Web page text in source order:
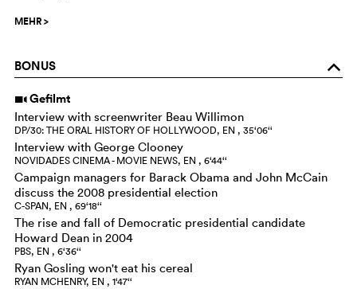
MEHR>
BONUS o
i Gefilmt
Interview with screenwriter Beau Willimon
DP/30: THE ORAL HISTORY OF HOLLYWOOD, EN , 35‘06‘‘
Interview with George Clooney
NOVIDADES CINEMA - MOVIE NEWS, EN , 6‘44‘‘
Campaign managers for Barack Obama and John McCain
discuss the 2008 presidential election
C-SPAN, EN , 69‘18‘‘
The rise and fall of Democratic presidential candidate
Howard Dean in 2004
PBS, EN , 6‘36‘‘
Ryan Gosling won't eat his cereal
RYAN MCHENRY, EN , 1‘47‘‘